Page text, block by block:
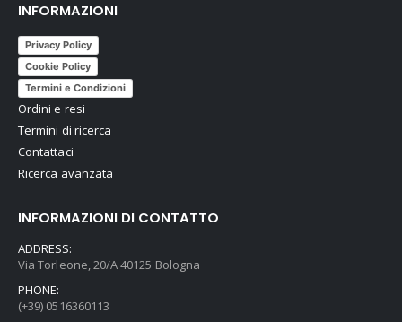
INFORMAZIONI
Privacy Policy
Cookie Policy
Termini e Condizioni
Ordini e resi
Termini di ricerca
Contattaci
Ricerca avanzata
INFORMAZIONI DI CONTATTO
ADDRESS:
Via Torleone, 20/A 40125 Bologna
PHONE:
(+39) 0516360113